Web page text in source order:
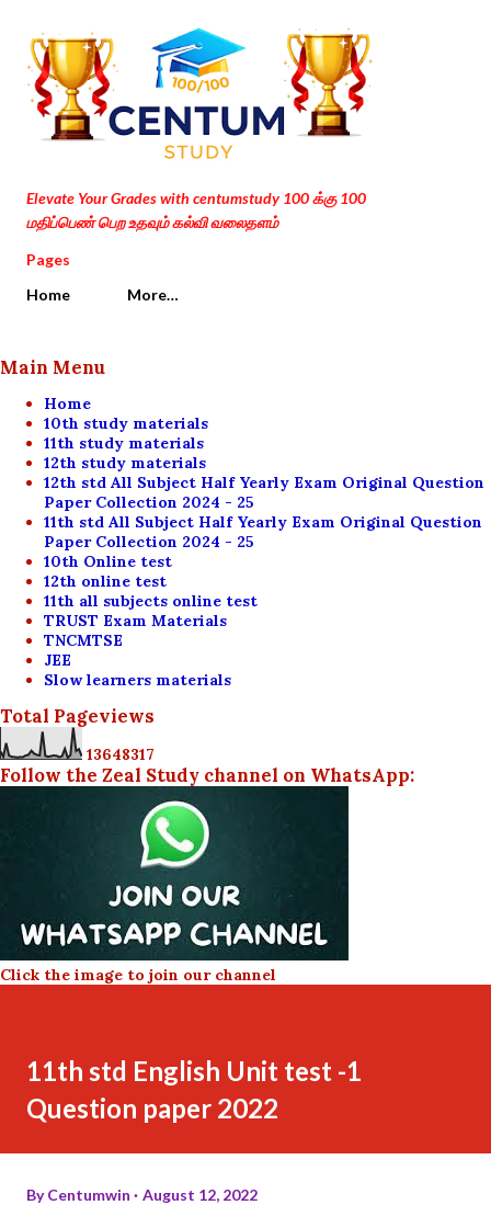
Skip to main content
Elevate Your Grades with centumstudy 100 க்கு 100
மதிப்பெண் பெற உதவும் கல்வி வலைதளம்
Pages
Home
More…
Main Menu
Home
10th study materials
11th study materials
12th study materials
12th std All Subject Half Yearly Exam Original Question
Paper Collection 2024 - 25
11th std All Subject Half Yearly Exam Original Question
Paper Collection 2024 - 25
10th Online test
12th online test
11th all subjects online test
TRUST Exam Materials
TNCMTSE
JEE
Slow learners materials
Total Pageviews
13648317
Follow the Zeal Study channel on WhatsApp:
Click the image to join our channel
11th std English Unit test -1
Question paper 2022
ByCentumwin August 12, 2022